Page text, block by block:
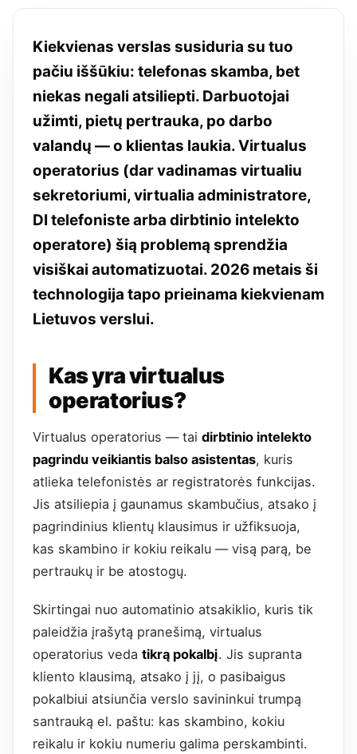
Kiekvienas verslas susiduria su tuo
pačiu iššūkiu: telefonas skamba, bet
niekas negali atsiliepti. Darbuotojai
užimti, pietų pertrauka, po darbo
valandų — o klientas laukia. Virtualus
operatorius (dar vadinamas virtualiu
sekretoriumi, virtualia administratore,
DI telefoniste arba dirbtinio intelekto
operatore) šią problemą sprendžia
visiškai automatizuotai. 2026 metais ši
technologija tapo prieinama kiekvienam
Lietuvos verslui.
Kas yra virtualus
operatorius?
Virtualus operatorius — tai dirbtinio intelekto
pagrindu veikiantis balso asistentas, kuris
atlieka telefonistės ar registratorės funkcijas.
Jis atsiliepia į gaunamus skambučius, atsako į
pagrindinius klientų klausimus ir užfiksuoja,
kas skambino ir kokiu reikalu — visą parą, be
pertraukų ir be atostogų.
Skirtingai nuo automatinio atsakiklio, kuris tik
paleidžia įrašytą pranešimą, virtualus
operatorius veda tikrą pokalbį. Jis supranta
kliento klausimą, atsako į jį, o pasibaigus
pokalbiui atsiunčia verslo savininkui trumpą
santrauką el. paštu: kas skambino, kokiu
reikalu ir kokiu numeriu galima perskambinti.